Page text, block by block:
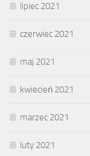
lipiec 2021
czerwiec 2021
maj 2021
kwiecień 2021
marzec 2021
luty 2021